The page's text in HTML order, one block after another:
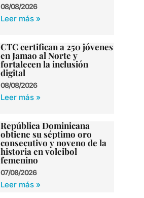
08/08/2026
Leer más »
CTC certifican a 250 jóvenes
en Jamao al Norte y
fortalecen la inclusión
digital
08/08/2026
Leer más »
República Dominicana
obtiene su séptimo oro
consecutivo y noveno de la
historia en voleibol
femenino
07/08/2026
Leer más »